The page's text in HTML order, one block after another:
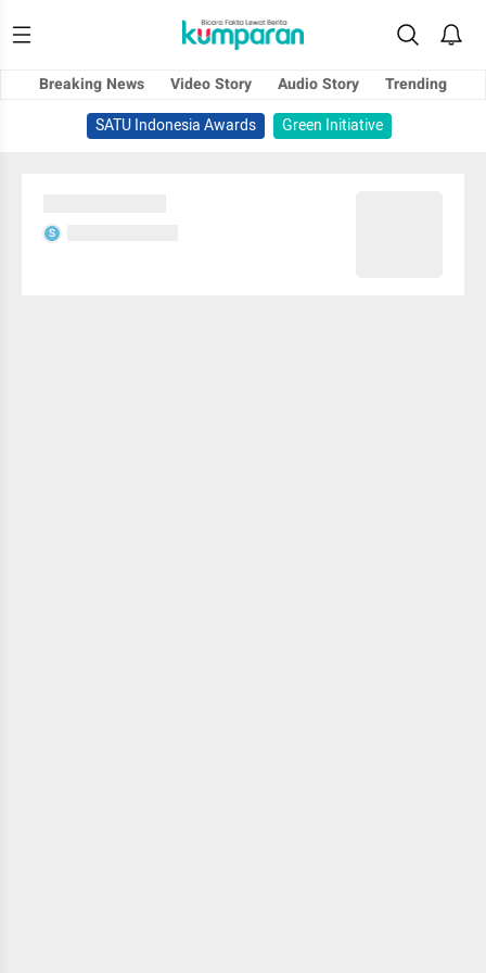
Breaking News Video Story Audio Story
Trending
SATU Indonesia Awards
Green Initiative
S